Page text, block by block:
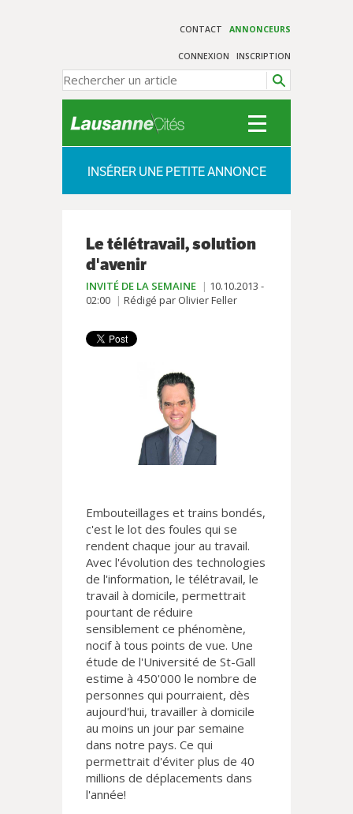
CONTACT ANNONCEURS
CONNEXION INSCRIPTION
INSÉRER UNE PETITE ANNONCE
Le télétravail, solution
d'avenir
INVITÉ DE LA SEMAINE
10.10.2013 -
02:00
Rédigé par Olivier Feller
Embouteillages et trains bondés,
c'est le lot des foules qui se
rendent chaque jour au travail.
Avec l'évolution des technologies
de l'information, le télétravail, le
travail à domicile, permettrait
pourtant de réduire
sensiblement ce phénomène,
nocif à tous points de vue. Une
étude de l'Université de St-Gall
estime à 450'000 le nombre de
personnes qui pourraient, dès
aujourd'hui, travailler à domicile
au moins un jour par semaine
dans notre pays. Ce qui
permettrait d'éviter plus de 40
millions de déplacements dans
l'année!